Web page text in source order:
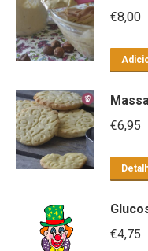
€8,00
€6,95
€4,75